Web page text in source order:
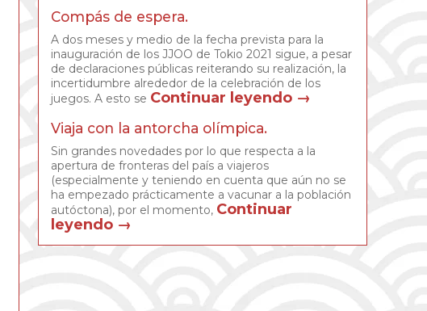
Compás de espera.
A dos meses y medio de la fecha prevista para la
inauguración de los JJOO de Tokio 2021 sigue, a pesar
de declaraciones públicas reiterando su realización, la
incertidumbre alrededor de la celebración de los
juegos. A esto se Continuar leyendo →
Viaja con la antorcha olímpica.
Sin grandes novedades por lo que respecta a la
apertura de fronteras del país a viajeros
(especialmente y teniendo en cuenta que aún no se
ha empezado prácticamente a vacunar a la población
autóctona), por el momento, Continuar
leyendo →